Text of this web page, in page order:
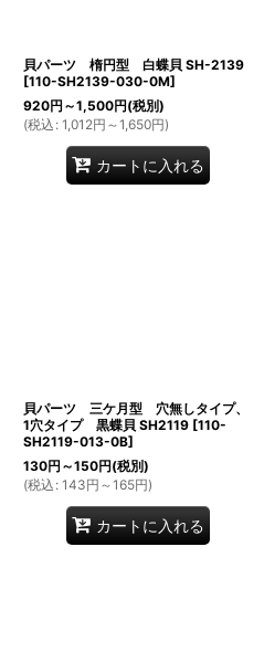
貝パーツ 楕円型 白蝶貝 SH-2139
[110-SH2139-030-0M]
920円 ～1,500円(税別)
(税込 : 1,012円 ～1,650円)
カートに入れる
貝パーツ 三ケ月型 穴無しタイプ、
1穴タイプ 黒蝶貝 SH2119 [110-
SH2119-013-0B]
130円 ～150円(税別)
(税込 : 143円 ～165円)
カートに入れる